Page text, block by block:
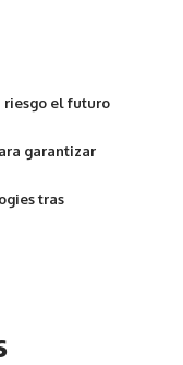
riesgo el futuro
garantizar
tras